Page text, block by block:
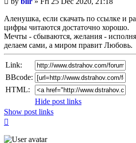
post
Аленушка, если скачать по ссылке и
цифры читаются достаточно хорошо.
Мечты - сбываются, желания -
делаем сами, а миром правит Любовь.
Link:
BBcode:
HTML:
Hide post links
Show post links